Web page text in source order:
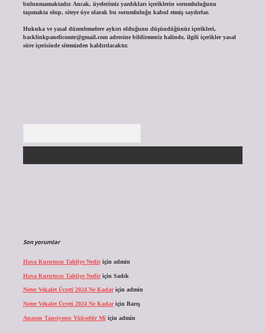
bulunmamaktadır. Ancak, üyelerimiz yazdıkları içeriklerin sorumluluğunu
taşımakta olup, siteye üye olarak bu sorumluluğu kabul etmiş sayılırlar.
Hukuka ve yasal düzenlemelere aykırı olduğunu düşündüğünüz içerikleri,
backlinkpanelicomtr@gmail.comadresine bildirmeniz halinde, ilgili içerikler yasal
süre içerisinde sitemizden kaldırılacaktır.
Son yorumlar
Hava Kurutucu Tahliye Nediriçin admin
Hava Kurutucu Tahliye Nediriçin Sadık
Noter Vekalet Ücreti 2024 Ne Kadariçin admin
Noter Vekalet Ücreti 2024 Ne Kadariçin Barış
Anason Tansiyonu Yükseltir Mi için admin